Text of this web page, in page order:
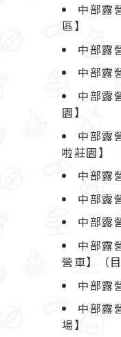
中部露
區】
中部露
中部露
中部露
園】
中部露
啦莊園】
中部露
中部露
中部露
中部露
營車】（
中部露
中部露
場】